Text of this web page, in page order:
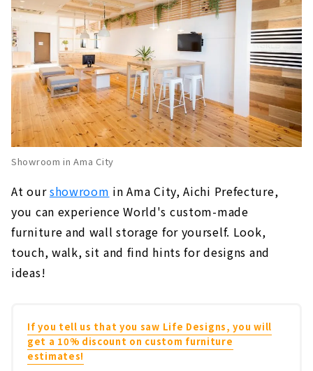
Showroom in Ama City
At ourshowroom in Ama City, Aichi Prefecture,
you can experience World's custom-made
furniture and wall storage for yourself. Look,
touch, walk, sit and find hints for designs and
ideas!
If you tell us that you saw Life Designs, you will
get a 10% discount on custom furniture
estimates!